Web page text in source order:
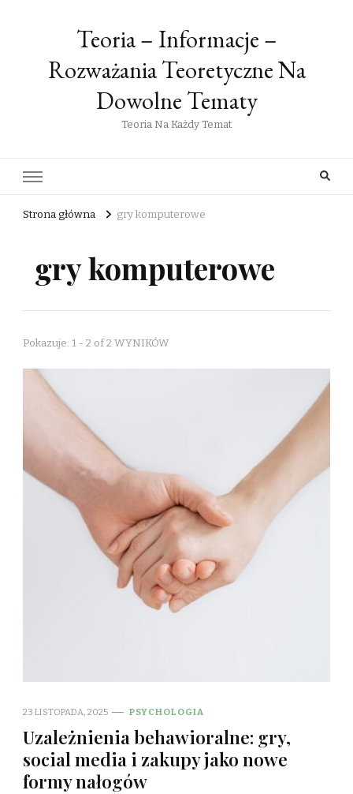
Teoria – Informacje –
Rozważania Teoretyczne Na
Dowolne Tematy
Teoria Na Każdy Temat
Strona główna gry komputerowe
gry komputerowe
Pokazuje: 1 - 2 of 2 WYNIKÓW
23 LISTOPADA, 2025 PSYCHOLOGIA
Uzależnienia behawioralne: gry,
social media i zakupy jako nowe
formy nałogów